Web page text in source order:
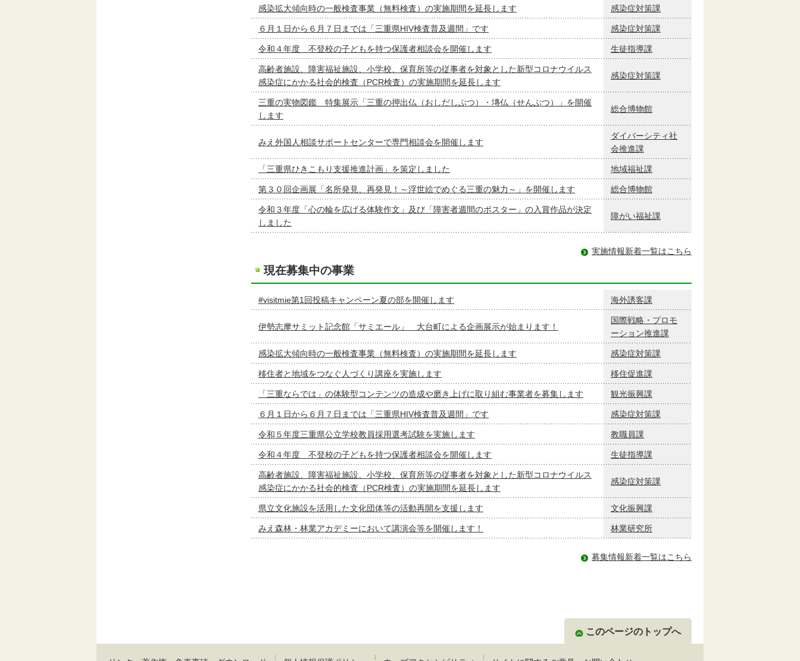
感染拡大傾向時の一般検査事業（無料検査）の実施期間を延長します 感染症対策課
６月１日から６月７日までは「三重県HIV検査普及週間」です 感染症対策課
令和４年度 不登校の子どもを持つ保護者相談会を開催します 生徒指導課
高齢者施設、障害福祉施設、小学校、保育所等の従事者を対象とした新型コロナウイルス
感染症にかかる社会的検査（PCR検査）の実施期間を延長します
感染症対策課
三重の実物図鑑 特集展示「三重の押出仏（おしだしぶつ）・塼仏（せんぶつ）」を開催
します
総合博物館
みえ外国人相談サポートセンターで専門相談会を開催します
ダイバーシティ社
会推進課
「三重県ひきこもり支援推進計画」を策定しました 地域福祉課
第３０回企画展「名所発見、再発見！～浮世絵でめぐる三重の魅力～」を開催します 総合博物館
令和３年度「心の輪を広げる体験作文」及び「障害者週間のポスター」の入賞作品が決定
しました
障がい福祉課
実施情報新着一覧はこちら
現在募集中の事業
#visitmie第1回投稿キャンペーン夏の部を開催します 海外誘客課
伊勢志摩サミット記念館「サミエール」 大台町による企画展示が始まります！
国際戦略・プロモ
ーション推進課
感染拡大傾向時の一般検査事業（無料検査）の実施期間を延長します 感染症対策課
移住者と地域をつなぐ人づくり講座を実施します 移住促進課
「三重ならでは」の体験型コンテンツの造成や磨き上げに取り組む事業者を募集します 観光振興課
６月１日から６月７日までは「三重県HIV検査普及週間」です 感染症対策課
令和５年度三重県公立学校教員採用選考試験を実施します 教職員課
令和４年度 不登校の子どもを持つ保護者相談会を開催します 生徒指導課
高齢者施設、障害福祉施設、小学校、保育所等の従事者を対象とした新型コロナウイルス
感染症にかかる社会的検査（PCR検査）の実施期間を延長します
感染症対策課
県立文化施設を活用した文化団体等の活動再開を支援します 文化振興課
みえ森林・林業アカデミーにおいて講演会等を開催します！ 林業研究所
募集情報新着一覧はこちら
このページのトップへ